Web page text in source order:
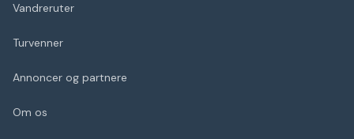
Vandreruter
Turvenner
Annoncer og partnere
Om os